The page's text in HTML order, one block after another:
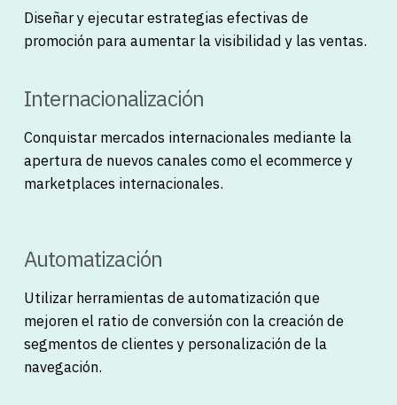
Diseñar y ejecutar estrategias efectivas de
promoción para aumentar la visibilidad y las ventas.
Internacionalización
Conquistar mercados internacionales mediante la
apertura de nuevos canales como el ecommerce y
marketplaces internacionales.
Automatización
Utilizar herramientas de automatización que
mejoren el ratio de conversión con la creación de
segmentos de clientes y personalización de la
navegación.